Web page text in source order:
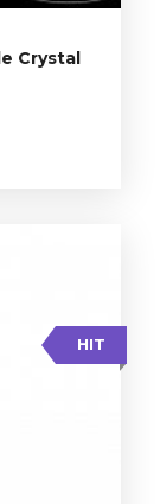
Crystal
HIT